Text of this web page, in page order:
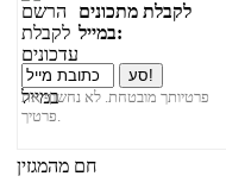
לקבלת מתכונים
במייל:
פרטיותך מובטחת. לא נחשוף את
פרטיך.
חם מהמגזין